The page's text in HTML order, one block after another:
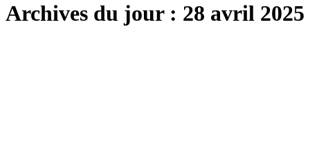
Archives du jour : 28 avril 2025